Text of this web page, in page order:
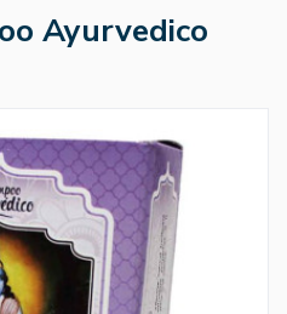
Ayurvedico